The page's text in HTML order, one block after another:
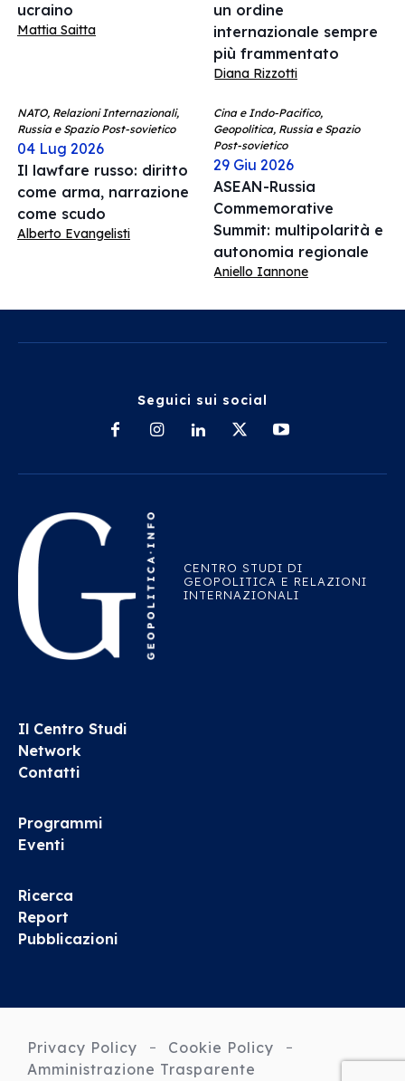
ucraino
Mattia Saitta
un ordine
internazionale sempre
più frammentato
Diana Rizzotti
NATO, Relazioni Internazionali,
Russia e Spazio Post-sovietico
04 Lug 2026
Il lawfare russo: diritto
come arma, narrazione
come scudo
Alberto Evangelisti
Cina e Indo-Pacifico,
Geopolitica, Russia e Spazio
Post-sovietico
29 Giu 2026
ASEAN-Russia
Commemorative
Summit: multipolarità e
autonomia regionale
Aniello Iannone
Seguici sui social
CENTRO STUDI DI
GEOPOLITICA E RELAZIONI
INTERNAZIONALI
Il Centro Studi
Network
Contatti
Programmi
Eventi
Ricerca
Report
Pubblicazioni
Privacy Policy
Cookie Policy
Amministrazione Trasparente